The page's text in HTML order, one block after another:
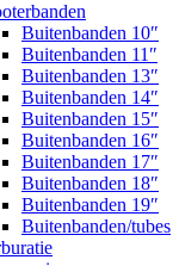
Buitenbanden 10″
Buitenbanden 11″
Buitenbanden 13″
Buitenbanden 14″
Buitenbanden 15″
Buitenbanden 16″
Buitenbanden 17″
Buitenbanden 18″
Buitenbanden 19″
Buitenbanden/tubes